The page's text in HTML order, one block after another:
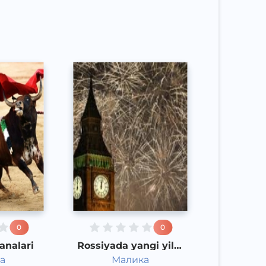
0 0
Rossiyada yangi yilni
qanday qarshi olishadi
Малика